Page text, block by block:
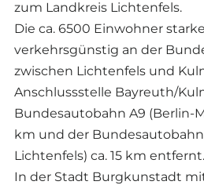
zum Landkreis Lichtenfels.
Die ca. 6500 Einwohner
verkehrsgünstig an der
zwischen Lichtenfels und
Anschlussstelle Bayreuth/
Bundesautobahn A9 (Berlin-
km und der Bundesautobahn
Lichtenfels) ca. 15 km entfernt.
In der Stadt Burgkunstadt